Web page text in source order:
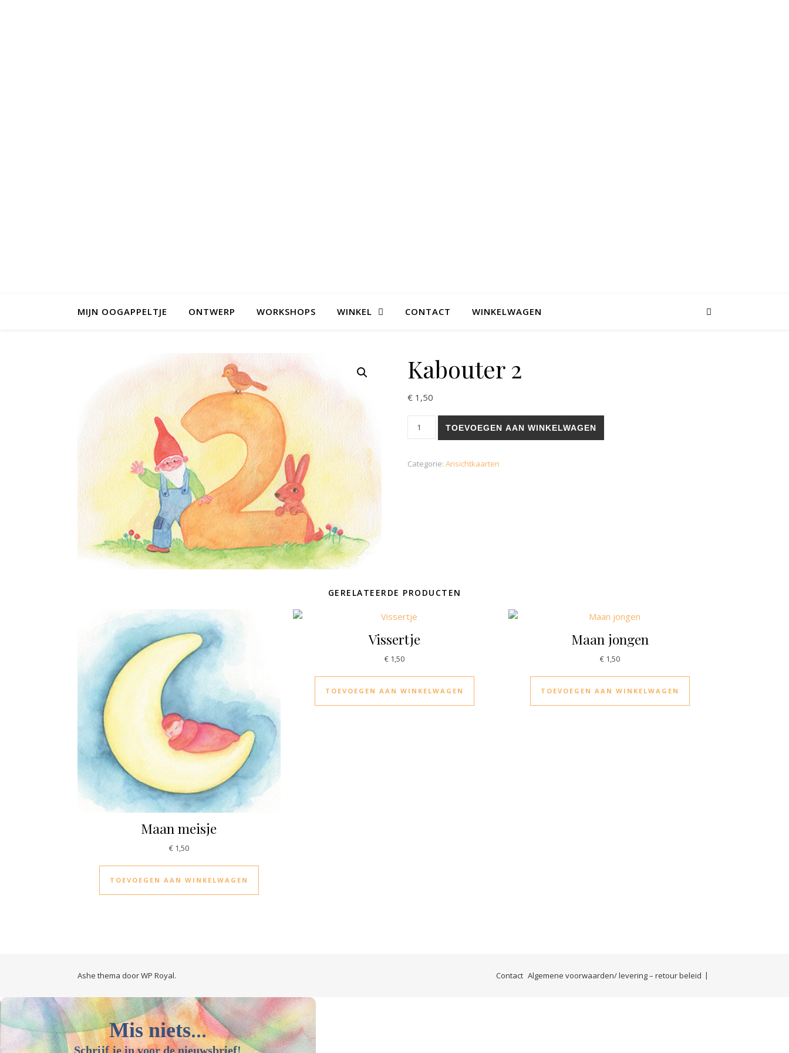
MIJN OOGAPPELTJE ONTWERP WORKSHOPS WINKEL CONTACT WINKELWAGEN
Kabouter 2
€1,50
Kabouter 2 aantalTOEVOEGEN AAN WINKELWAGEN
Categorie: Ansichtkaarten
GERELATEERDE PRODUCTEN
Maan meisje
€1,50
TOEVOEGEN AAN WINKELWAGEN
Vissertje
€1,50
TOEVOEGEN AAN WINKELWAGEN
Maan jongen
€ 1,50
TOEVOEGEN AAN WINKELWAGEN
Contact Algemene voorwaarden/ levering – retour beleid
Ashe thema doorWP Royal.
Mis niets...
Schrijf je in voor de nieuwsbrief!